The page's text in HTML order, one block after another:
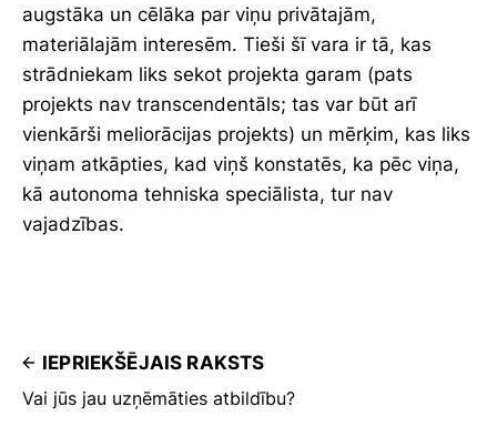
augstāka un cēlāka par viņu privātajām,
materiālajām interesēm. Tieši šī vara ir tā, kas
strādniekam liks sekot projekta garam (pats
projekts nav transcendentāls; tas var būt arī
vienkārši meliorācijas projekts) un mērķim, kas liks
viņam atkāpties, kad viņš konstatēs, ka pēc viņa,
kā autonoma tehniska speciālista, tur nav
vajadzības.
IEPRIEKŠĒJAIS RAKSTS
Vai jūs jau uzņēmāties atbildību?